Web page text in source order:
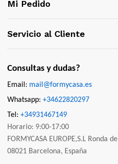
Mi Pedido
Servicio al Cliente
Consultas y dudas?
Email: mail@formycasa.es
Whatsapp: +34622820297
Tel: +34931467149
Horario: 9:00-17:00
FORMYCASA EUROPE,S.L Ronda
08021 Barcelona, España